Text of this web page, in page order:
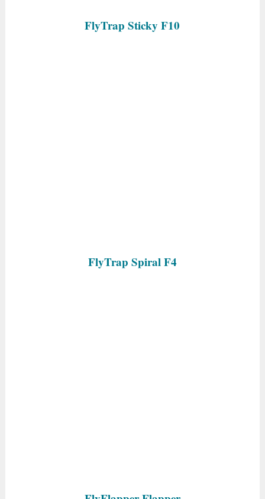
FlyTrap Sticky F10
FlyTrap Spiral F4